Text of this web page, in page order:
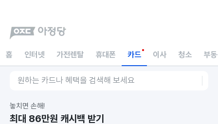
홈 인터넷 가전렌탈 휴대폰 카드 이사 청소 부
놓치면 손해!
최대 86만원 캐시백 받기